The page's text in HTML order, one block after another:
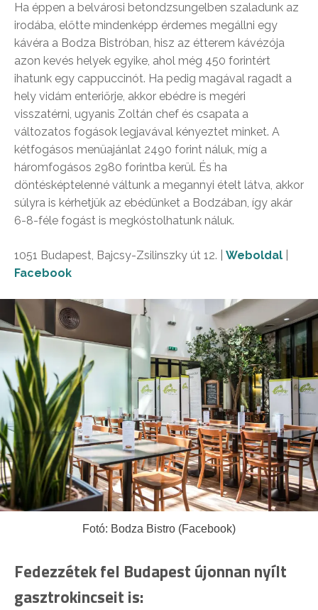
Ha éppen a belvárosi betondzsungelben szaladunk az
irodába, előtte mindenképp érdemes megállni egy
kávéra a Bodza Bistróban, hisz az étterem kávézója
azon kevés helyek egyike, ahol még 450 forintért
ihatunk egy cappuccinót. Ha pedig magával ragadt a
hely vidám enteriőrje, akkor ebédre is megéri
visszatérni, ugyanis Zoltán chef és csapata a
változatos fogások legjavával kényeztet minket. A
kétfogásos menüajánlat 2490 forint náluk, míg a
háromfogásos 2980 forintba kerül. És ha
döntésképtelenné váltunk a megannyi ételt látva, akkor
súlyra is kérhetjük az ebédünket a Bodzában, így akár
6-8-féle fogást is megkóstolhatunk náluk.
1051 Budapest, Bajcsy-Zsilinszky út 12. | Weboldal
Facebook
Fotó: Bodza Bistro (Facebook)
Fedezzétek fel Budapest újonnan nyílt
gasztrokincseit is: